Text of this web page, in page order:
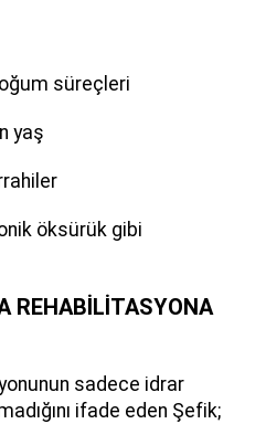
süreçleri
yaş
öksürük gibi
REHABİLİTASYONA
sadece idrar
ifade eden Şefik;